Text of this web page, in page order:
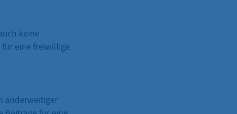
keine
eine freiwillige
anderweitiger